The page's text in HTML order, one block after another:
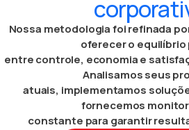
Nossa metodologia foi refinada
oferecer o
entre controle, economia e
Analisamos seus
atuais, implementamos
fornecemos
constante para garantir